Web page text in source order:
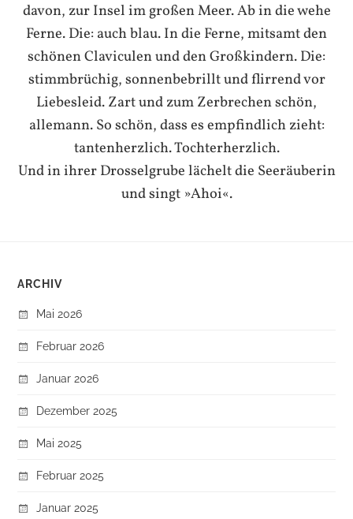
davon, zur Insel im großen Meer. Ab in die wehe
Ferne. Die: auch blau. In die Ferne, mitsamt den
schönen Claviculen und den Großkindern. Die:
stimmbrüchig, sonnenbebrillt und flirrend vor
Liebesleid. Zart und zum Zerbrechen schön,
allemann. So schön, dass es empfindlich zieht:
tantenherzlich. Tochterherzlich.
Und in ihrer Drosselgrube lächelt die Seeräuberin
und singt »Ahoi«.
ARCHIV
Mai 2026
Februar 2026
Januar 2026
Dezember 2025
Mai 2025
Februar 2025
Januar 2025